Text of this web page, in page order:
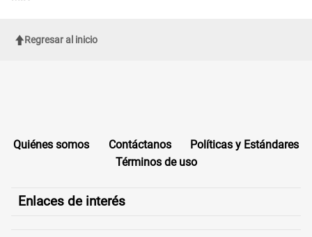
Regresar al inicio
Quiénes somos Contáctanos
Políticas y Estándares
Términos de uso
Enlaces de interés